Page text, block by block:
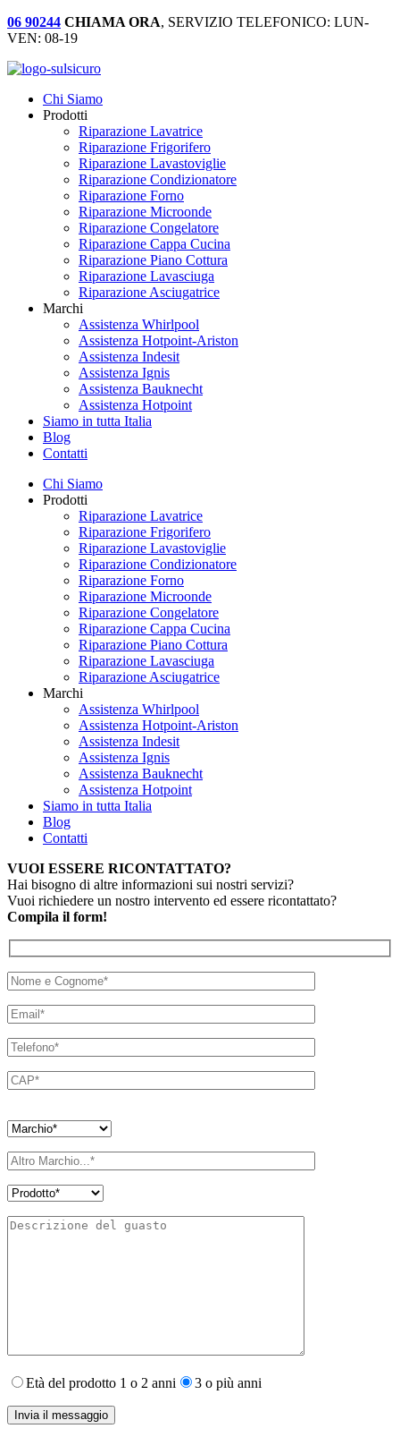
06 90244 CHIAMA ORA, SERVIZIO TELEFONICO: LUN-
VEN: 08-19
Chi Siamo
Prodotti
Riparazione Lavatrice
Riparazione Frigorifero
Riparazione Lavastoviglie
Riparazione Condizionatore
Riparazione Forno
Riparazione Microonde
Riparazione Congelatore
Riparazione Cappa Cucina
Riparazione Piano Cottura
Riparazione Lavasciuga
Riparazione Asciugatrice
Marchi
Assistenza Whirlpool
Assistenza Hotpoint-Ariston
Assistenza Indesit
Assistenza Ignis
Assistenza Bauknecht
Assistenza Hotpoint
Siamo in tutta Italia
Blog
Contatti
Chi Siamo
Prodotti
Riparazione Lavatrice
Riparazione Frigorifero
Riparazione Lavastoviglie
Riparazione Condizionatore
Riparazione Forno
Riparazione Microonde
Riparazione Congelatore
Riparazione Cappa Cucina
Riparazione Piano Cottura
Riparazione Lavasciuga
Riparazione Asciugatrice
Marchi
Assistenza Whirlpool
Assistenza Hotpoint-Ariston
Assistenza Indesit
Assistenza Ignis
Assistenza Bauknecht
Assistenza Hotpoint
Siamo in tutta Italia
Blog
Contatti
VUOI ESSERE RICONTATTATO?
Hai bisogno di altre informazioni sui nostri servizi?
Vuoi richiedere un nostro intervento ed essere ricontattato?
Compila il form!
Età del prodotto 1 o 2 anni 3 o più anni